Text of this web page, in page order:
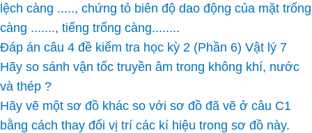
lệch càng ....., chứng tỏ biên độ dao động của mặt trống
càng ......., tiếng trống càng........
Đáp án câu 4 đề kiểm tra học kỳ 2 (Phần 6) Vật lý 7
Hãy so sánh vận tốc truyền âm trong không khí, nước
và thép ?
Hãy vẽ một sơ đồ khác so với sơ đồ đã vẽ ở câu C1
bằng cách thay đổi vị trí các kí hiệu trong sơ đồ này.